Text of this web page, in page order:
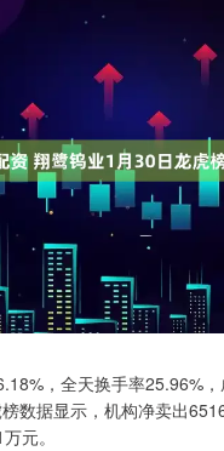
，全天换手率25.96%，
数据显示，机构净卖出
元。